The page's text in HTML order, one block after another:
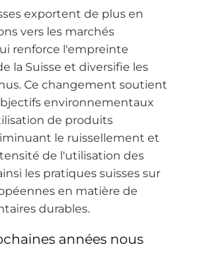
exportent de plus en
vers les marchés
renforce l'empreinte
la Suisse et diversifie les
Ce changement soutient
environnementaux
de produits
le ruissellement et
de l'utilisation des
les pratiques suisses sur
en matière de
durables.
années nous